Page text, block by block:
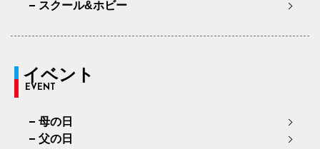
スクール&ホビー
イベント
EVENT
母の日
父の日